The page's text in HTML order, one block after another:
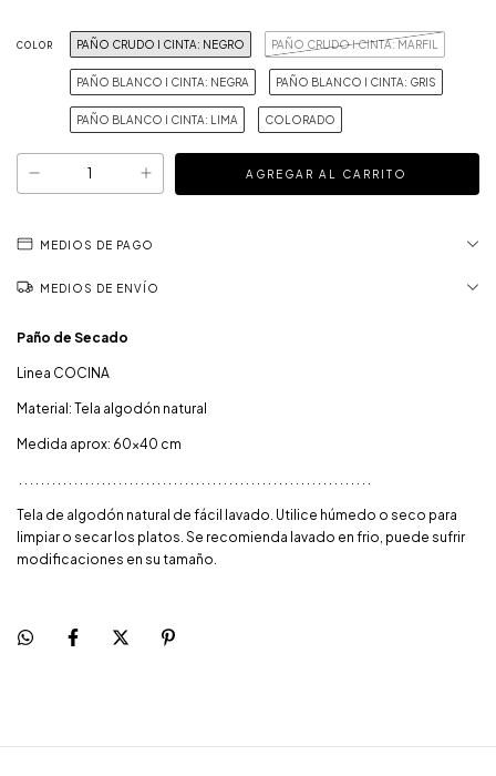
COLOR PAÑO CRUDO I CINTA: NEGRO PAÑO CRUDO I CINTA: MARFIL
PAÑO BLANCO I CINTA: NEGRA PAÑO BLANCO I CINTA: GRIS
PAÑO BLANCO I CINTA: LIMA COLORADO
MEDIOS DE PAGO
MEDIOS DE ENVÍO
Paño de Secado
Linea COCINA
Material: Tela algodón natural
Medida aprox: 60x40 cm
Tela de algodón natural de fácil lavado. Utilice húmedo o seco para
limpiar o secar los platos. Se recomienda lavado en frio, puede sufrir
modificaciones en su tamaño.